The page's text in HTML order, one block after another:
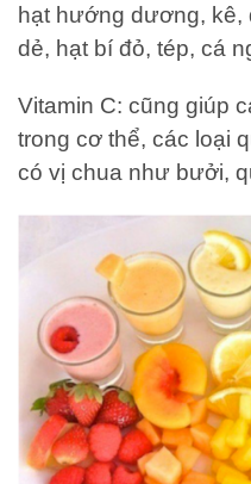
hạt hướng dương, kê,
dẻ, hạt bí đỏ, tép, cá
Vitamin C: cũng giúp
trong cơ thể, các loại
có vị chua như bưởi,